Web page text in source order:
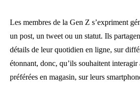
Les membres de la Gen Z s’expriment
un post, un tweet ou un statut. Ils
détails de leur quotidien en ligne, sur
étonnant, donc, qu’ils souhaitent interagir
préférées en magasin, sur leurs